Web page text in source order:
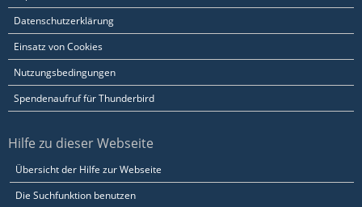
Datenschutzerklärung
Einsatz von Cookies
Nutzungsbedingungen
Spendenaufruf für Thunderbird
Hilfe zu dieser Webseite
Übersicht der Hilfe zur Webseite
Die Suchfunktion benutzen